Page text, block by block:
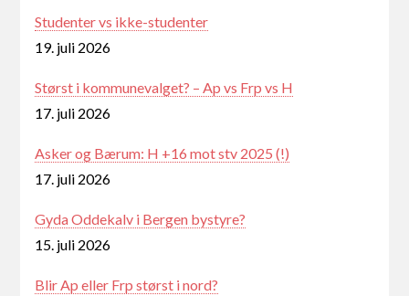
Studenter vs ikke-studenter
19. juli 2026
Størst i kommunevalget? – Ap vs Frp vs H
17. juli 2026
Asker og Bærum: H +16 mot stv 2025 (!)
17. juli 2026
Gyda Oddekalv i Bergen bystyre?
15. juli 2026
Blir Ap eller Frp størst i nord?